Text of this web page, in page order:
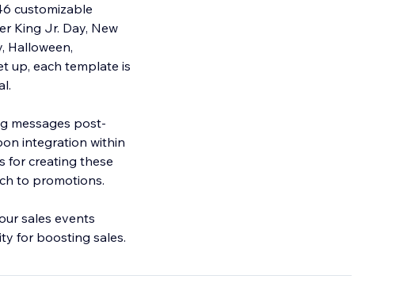
customizable
King Jr. Day, New
Halloween,
up, each template is
messages post-
integration within
for creating these
to promotions.
sales events